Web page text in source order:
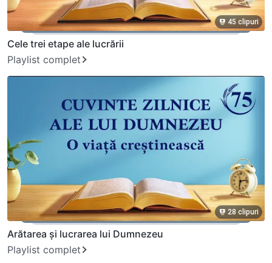
45 clipuri
Cele trei etape ale lucrării
Playlist complet
28 clipuri
Arătarea și lucrarea lui Dumnezeu
Playlist complet